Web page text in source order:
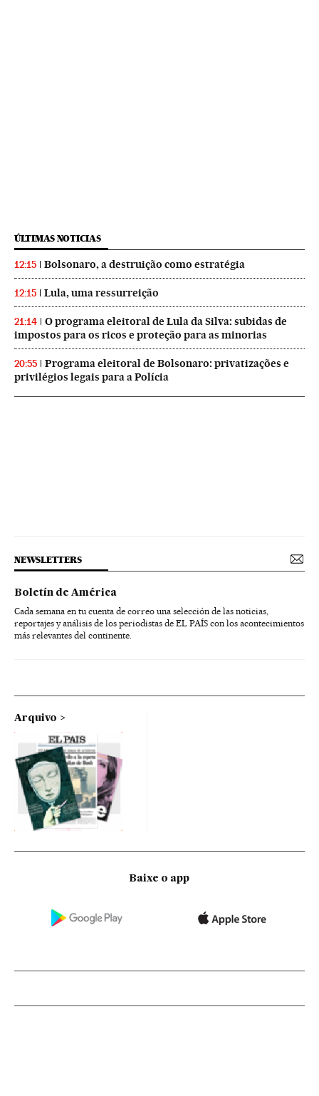
ÚLTIMAS NOTICIAS
12:15 Bolsonaro, a destruição como estratégia
12:15 Lula, uma ressurreição
21:14
O programa eleitoral de Lula da Silva: subidas de
impostos para os ricos e proteção para as minorias
20:55
Programa eleitoral de Bolsonaro: privatizações e
privilégios legais para a Polícia
NEWSLETTERS
Boletín de América
Cada semana en tu cuenta de correo una selección de las noticias,
reportajes y análisis de los periodistas de EL PAÍS con los acontecimientos
más relevantes del continente.
Arquivo
Baixe o app